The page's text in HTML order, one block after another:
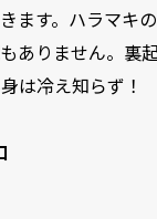
ます。ハラマキ
ありません。裏
は冷え知らず！